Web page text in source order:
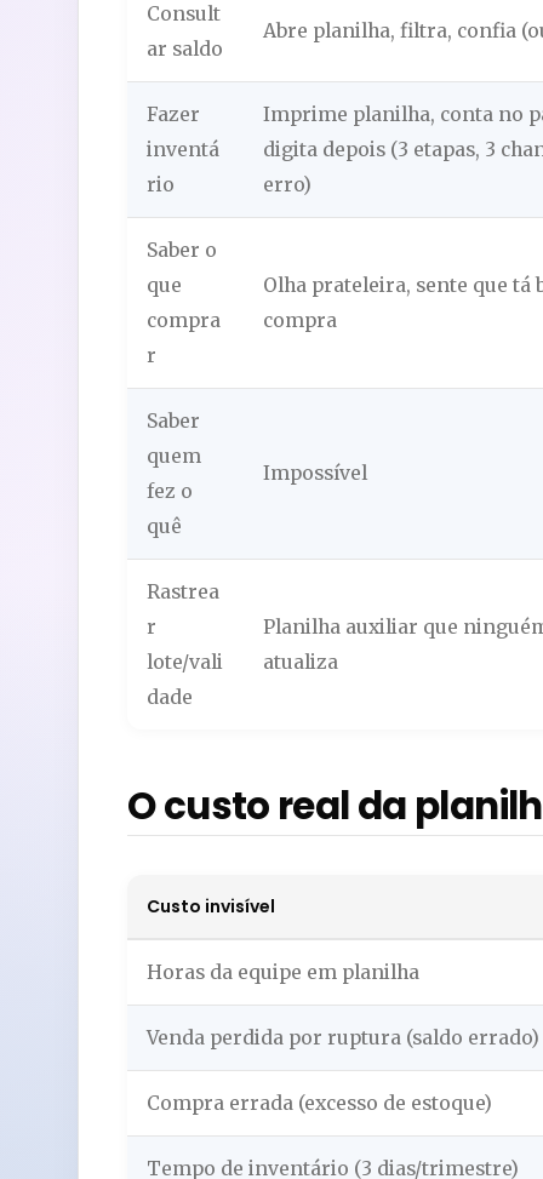
Consult
ar saldo
Abre planilha, filtra, confia
Fazer
inventá
rio
Imprime planilha, conta no
digita depois (3 etapas, 3
erro)
Saber o
que
compra
r
Olha prateleira, sente que tá
compra
Saber
quem
fez o
quê
Impossível
Rastrea
r
lote/vali
dade
Planilha auxiliar que
atualiza
O custo real da
Custo invisível
Horas da equipe em planilha
Venda perdida por ruptura (saldo errado)
Compra errada (excesso de estoque)
Tempo de inventário (3 dias/trimestre)